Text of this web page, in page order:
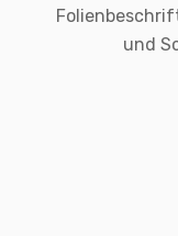
und